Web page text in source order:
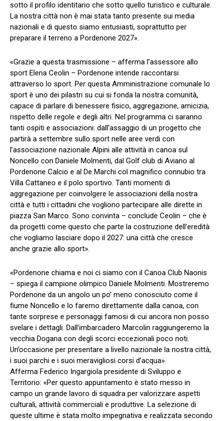
sotto il profilo identitario che sotto quello turistico e culturale.
La nostra città non è mai stata tanto presente sui media
nazionali e di questo siamo entusiasti, soprattutto per
preparare il terreno a Pordenone 2027».
«Grazie a questa trasmissione – afferma l’assessore allo
sport Elena Ceolin – Pordenone intende raccontarsi
attraverso lo sport. Per questa Amministrazione comunale lo
sport è uno dei pilastri su cui si fonda la nostra comunità,
capace di parlare di benessere fisico, aggregazione, amicizia,
rispetto delle regole e degli altri. Nel programma ci saranno
tanti ospiti e associazioni: dall’assaggio di un progetto che
partirà a settembre sullo sport nelle aree verdi con
l’associazione nazionale Alpini alle attività in canoa sul
Noncello con Daniele Molmenti, dal Golf club di Aviano al
Pordenone Calcio e al De Marchi col magnifico connubio tra
Villa Cattaneo e il polo sportivo. Tanti momenti di
aggregazione per coinvolgere le associazioni della nostra
città e tutti i cittadini che vogliono partecipare alle dirette in
piazza San Marco. Sono convinta – conclude Ceolin – che è
da progetti come questo che parte la costruzione dell’eredità
che vogliamo lasciare dopo il 2027: una città che cresce
anche grazie allo sport».
«Pordenone chiama e noi ci siamo con il Canoa Club Naonis
– spiega il campione olimpico Daniele Molmenti. Mostreremo
Pordenone da un angolo un po’ meno conosciuto come il
fiume Noncello e lo faremo direttamente dalla canoa, con
tante sorprese e personaggi famosi di cui ancora non posso
svelare i dettagli. Dall’imbarcadero Marcolin raggiungeremo la
vecchia Dogana con degli scorci eccezionali poco noti.
Un’occasione per presentare a livello nazionale la nostra città,
i suoi parchi e i suoi meravigliosi corsi d’acqua».
Afferma Federico Ingargiola presidente di Sviluppo e
Territorio: «Per questo appuntamento è stato messo in
campo un grande lavoro di squadra per valorizzare aspetti
culturali, attività commerciali e produttive. La selezione di
queste ultime è stata molto impegnativa e realizzata secondo